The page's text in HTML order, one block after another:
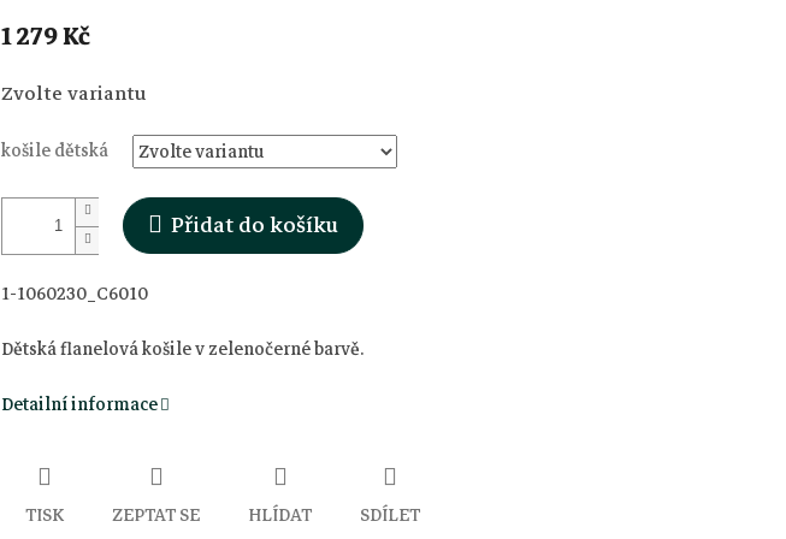
1 279 Kč
Měrná
cena:
Zvolte variantu
košile dětská
Přidat do košíku
1-1060230_C6010
Dětská flanelová košile v zelenočerné barvě.
Detailní informace
TISK ZEPTAT SE HLÍDAT SDÍLET